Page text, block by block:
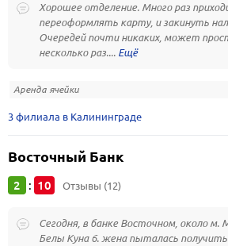
Хорошее отделение. Много раз
переоформлять карту, и закинуть
Очередей почти никаких, может
несколько раз....
Аренда ячейки
3 филиала в Калининграде
Восточный Банк
2 : 10 Отзывы (12)
Сегодня, в банке Восточном, около м.
Белы Куна 6. жена пыталась получить